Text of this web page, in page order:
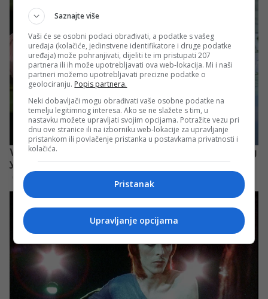
Saznajte više
Vaši će se osobni podaci obrađivati, a podatke s vašeg
uređaja (kolačiće, jedinstvene identifikatore i druge podatke
uređaja) može pohranjivati, dijeliti te im pristupati 207
partnera ili ih može upotrebljavati ova web-lokacija. Mi i naši
partneri možemo upotrebljavati precizne podatke o
geolociranju. Popis partnera.
Neki dobavljači mogu obrađivati vaše osobne podatke na
temelju legitimnog interesa. Ako se ne slažete s tim, u
nastavku možete upravljati svojim opcijama. Potražite vezu pri
dnu ove stranice ili na izborniku web-lokacije za upravljanje
pristankom ili povlačenje pristanka u postavkama privatnosti i
kolačića.
Pristanak
Upravljanje opcijama